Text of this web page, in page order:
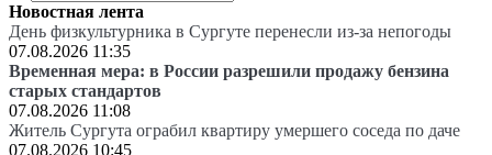
Новостная лента
День физкультурника в Сургуте перенесли из-за непогоды
07.08.2026 11:35
Временная мера: в России разрешили продажу бензина
старых стандартов
07.08.2026 11:08
Житель Сургута ограбил квартиру умершего соседа по даче
07.08.2026 10:45